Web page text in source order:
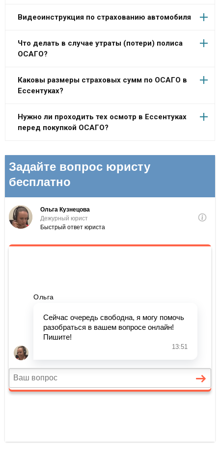
Видеоинструкция по страхованию автомобиля
Что делать в случае утраты (потери) полиса
ОСАГО?
Каковы размеры страховых сумм по ОСАГО в
Ессентуках?
Нужно ли проходить тех осмотр в Ессентуках
перед покупкой ОСАГО?